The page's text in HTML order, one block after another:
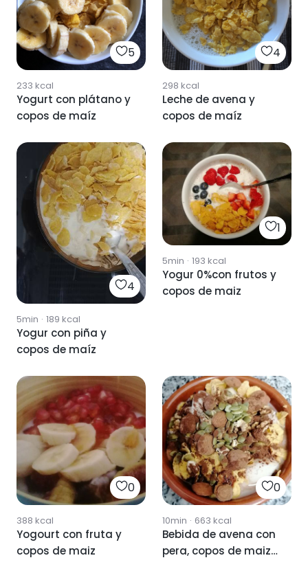
5
233 kcal
Yogurt con plátano y
copos de maíz
4
298 kcal
Leche de avena y
copos de maíz
4
5min · 189 kcal
Yogur con piña y
copos de maíz
1
5min · 193 kcal
Yogur 0%con frutos y
copos de maiz
0
388 kcal
Yogourt con fruta y
copos de maiz
0
10min · 663 kcal
Bebida de avena con
pera, copos de maiz